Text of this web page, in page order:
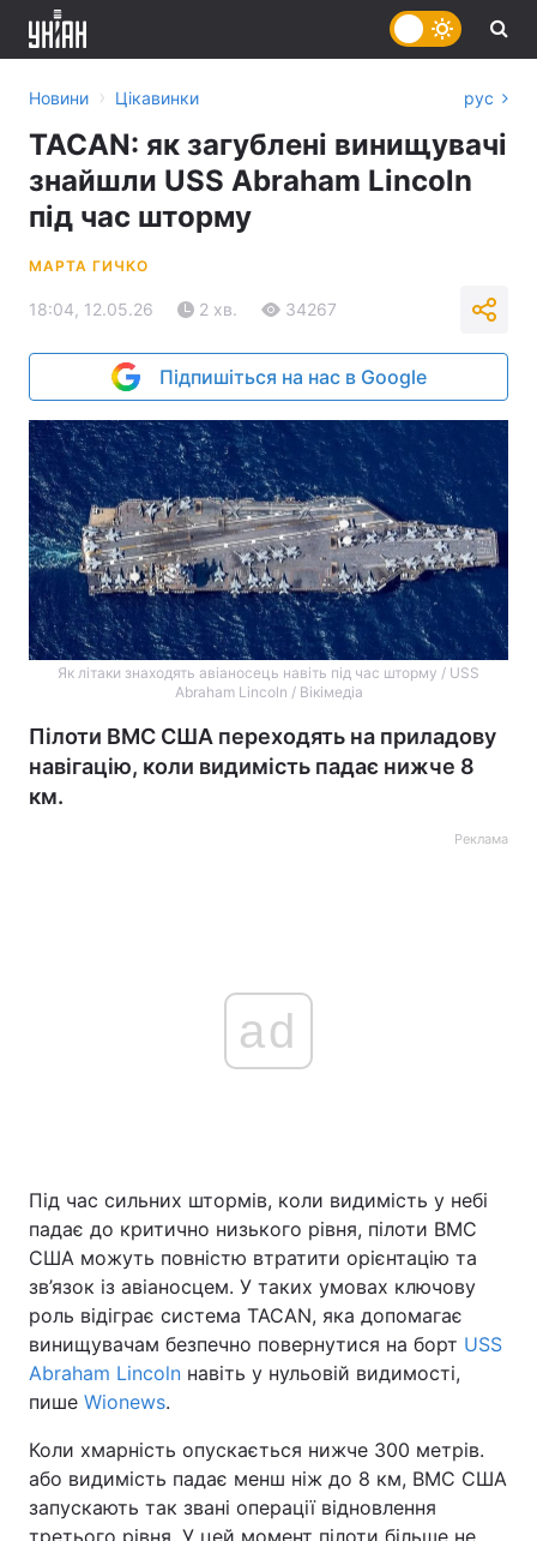
Україна Політика
Економіка Світ
Спорт Наука
Зброя Інциденти
Здоров'я Туризм
Новини › Цікавинки рус
TACAN: як загублені винищувачі
знайшли USS Abraham Lincoln
під час шторму
МАРТА ГИЧКО
18:04, 12.05.26 2 хв. 34267
Підпишіться на нас в Google
Як літаки знаходять авіаносець навіть під час шторму / USS
Abraham Lincoln / Вікімедіа
Пілоти ВМС США переходять на приладову
навігацію, коли видимість падає нижче 8
км.
Реклама
ad
Під час сильних штормів, коли видимість у небі
падає до критично низького рівня, пілоти ВМС
США можуть повністю втратити орієнтацію та
зв’язок із авіаносцем. У таких умовах ключову
роль відіграє система TACAN, яка допомагає
винищувачам безпечно повернутися на борт USS
Abraham Lincoln навіть у нульовій видимості,
пише Wionews.
Коли хмарність опускається нижче 300 метрів.
або видимість падає менш ніж до 8 км, ВМС США
запускають так звані операції відновлення
третього рівня. У цей момент пілоти більше не